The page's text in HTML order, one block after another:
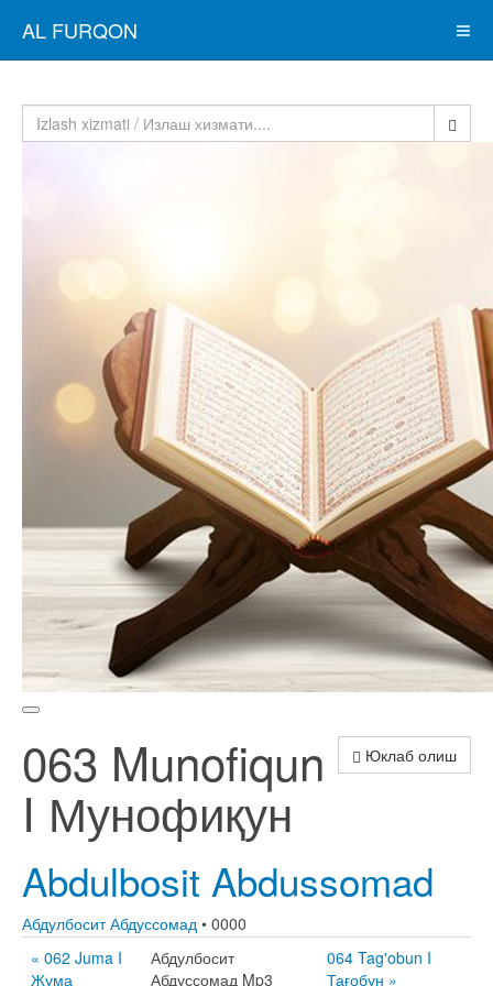
AL FURQON
Юклаб олиш
063 Munofiqun
I Мунофиқун
Abdulbosit Abdussomad
Абдулбосит Абдуссомад • 0000
« 062 Juma I
Жума
Абдулбосит
Абдуссомад Mp3
064 Tag'obun I
Тағобун »